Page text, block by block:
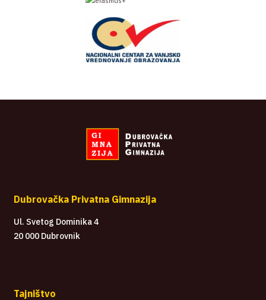
Dubrovačka Privatna Gimnazija
Ul. Svetog Dominika 4
20 000 Dubrovnik
Tajništvo